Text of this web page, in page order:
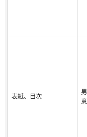
表紙、目次